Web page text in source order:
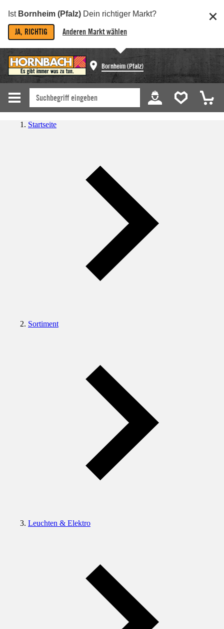
Ist Bornheim (Pfalz) Dein richtiger Markt?
JA, RICHTIG Anderen Markt wählen
Bornheim (Pfalz)
Startseite
Sortiment
Leuchten & Elektro